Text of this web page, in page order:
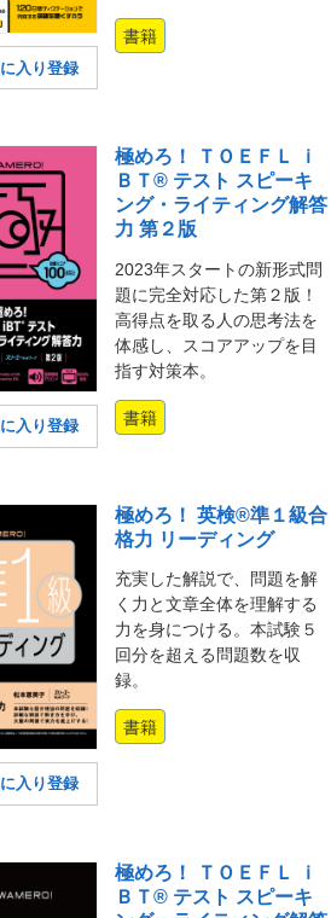
入り登録
書籍
入り登録
極めろ！ ＴＯＥＦＬ ｉ
ＢＴ® テスト スピーキ
ング・ライティング解答
力 第２版
2023年スタートの新形式問
題に完全対応した第２版！
高得点を取る人の思考法を
体感し、スコアアップを目
指す対策本。
書籍
入り登録
極めろ！ 英検®準１級合
格力 リーディング
充実した解説で、問題を解
く力と文章全体を理解する
力を身につける。本試験５
回分を超える問題数を収
録。
書籍
極めろ！ ＴＯＥＦＬ ｉ
ＢＴ® テスト スピーキ